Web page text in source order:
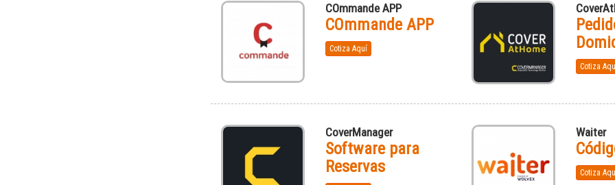
COmmande APP
COmmande APP
Cotiza Aquí
Cotiza
CoverManager
Software para
Reservas
Waiter
Cotiza